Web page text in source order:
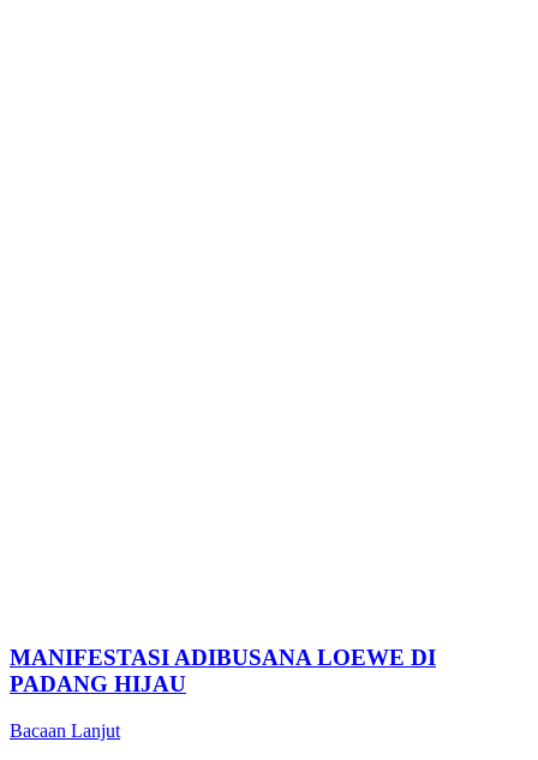
MANIFESTASI ADIBUSANA LOEWE DI
PADANG HIJAU
Bacaan Lanjut